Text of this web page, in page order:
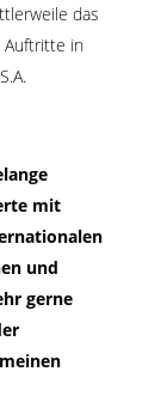
das
Auftritte in
mit
und
gerne